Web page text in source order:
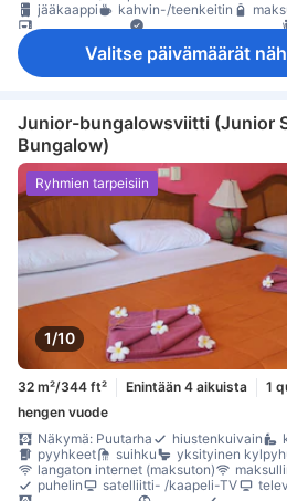
jääkaappi
kahvin-/teenkeitin
Vauvansänky (pyynnöstä)
Valitse päivämäärät
Junior-bungalowsviitti (Junior
Bungalow)
1/10
Ryhmien tarpeisiin
32 m²/344 ft² Enintään 4 aikuista
1
hengen vuode
Näkymä: Puutarha
hiustenkuivain
pyyhkeet
suihku yksityinen
langaton internet (maksuton)
puhelin
satelliitti- /kaapeli-TV